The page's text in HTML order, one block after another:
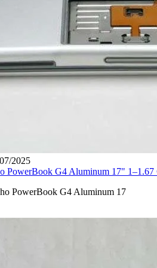
2025
PowerBook G4 Aluminum 17" 1–1.67
PowerBook G4 Aluminum 17